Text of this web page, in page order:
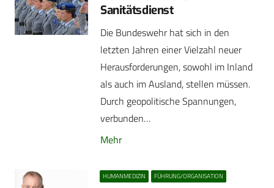
Sanitätsdienst
Die Bundeswehr hat sich in den
letzten Jahren einer Vielzahl neuer
Herausforderungen, sowohl im Inland
als auch im Ausland, stellen müssen.
Durch geopolitische Spannungen,
verbunden…
Mehr
HUMANMEDIZIN FÜHRUNG/ORGANISATION